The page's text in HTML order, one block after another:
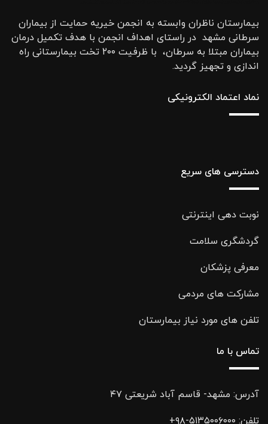
بیمارستان ناظران وابسته به انجمن خیریه حمایت از بیماران
سرطانی مشهد در راستای اهداف انجمن با هدف تکمیل درمان
بیماران مبتلا به سرطان، با ظرفیت ۲۰۰ تخت بیمارستانی راه
اندازی و تجهیز گردید.
نماد اعتماد الکترونیکی
دسترسی های سریع
نوبت دهی اینترنتی
گردشگری سلامت
معرفی پزشکان
مشارکت های مردمی
تلفن های مورد نیاز بیمارستان
تماس با ما
آدرس: مشهد- قاسم آباد شریعتی ۴۷
تلفن: ۵۱۳۵۰۰۶۰۰۰-۹۸+